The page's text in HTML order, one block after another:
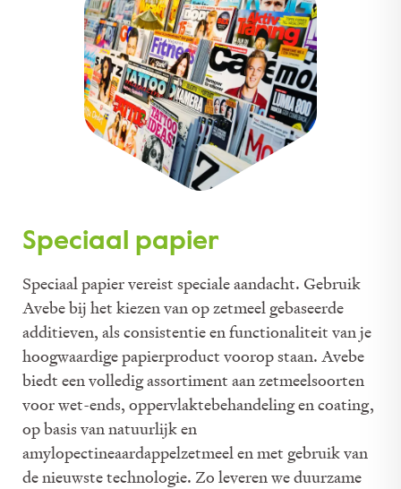
Speciaal papier
Speciaal papier vereist speciale aandacht. Gebruik
Avebe bij het kiezen van op zetmeel gebaseerde
additieven, als consistentie en functionaliteit van je
hoogwaardige papierproduct voorop staan. Avebe
biedt een volledig assortiment aan zetmeelsoorten
voor wet-ends, oppervlaktebehandeling en coating,
op basis van natuurlijk en
amylopectineaardappelzetmeel en met gebruik van
de nieuwste technologie. Zo leveren we duurzame